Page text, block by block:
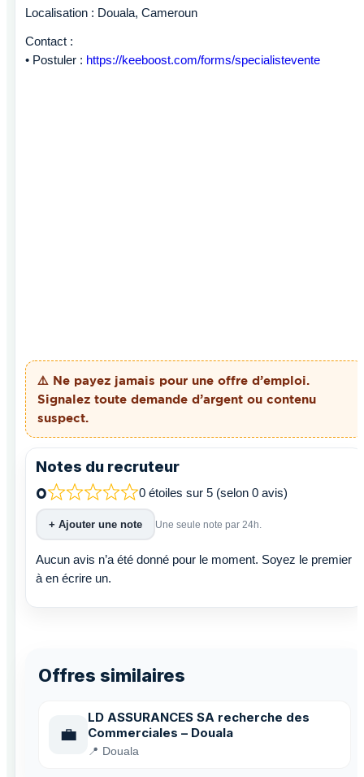
Localisation : Douala, Cameroun
Contact :
• Postuler : https://keeboost.com/forms/specialistevente
⚠️ Ne payez jamais pour une offre d’emploi.
Signalez toute demande d’argent ou contenu
suspect.
Notes du recruteur
0 0 étoiles sur 5 (selon 0 avis)
+ Ajouter une note Une seule note par 24h.
Aucun avis n’a été donné pour le moment. Soyez le premier
à en écrire un.
Offres similaires
💼
LD ASSURANCES SA recherche des
Commerciales – Douala
📍 Douala